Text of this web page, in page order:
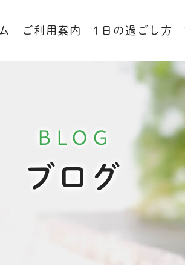
ご利用案内 1日の過ごし方
BLOG
ブログ